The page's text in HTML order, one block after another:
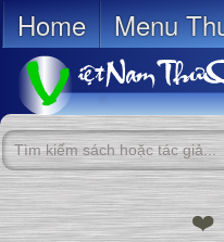
Home Menu
❤️